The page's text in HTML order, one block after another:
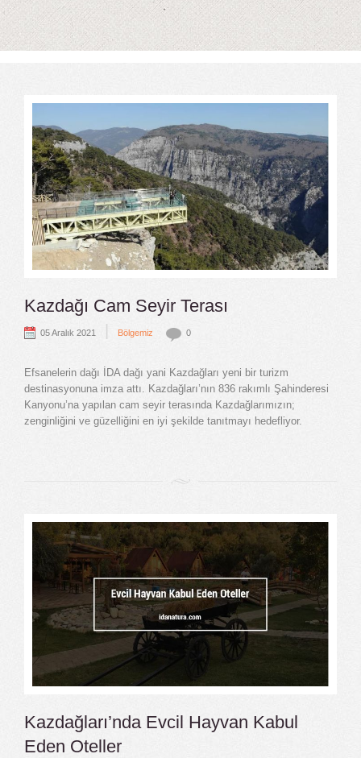
Kazdağı Cam Seyir Terası
05 Aralık 2021 Bölgemiz 0
Efsanelerin dağı İDA dağı yani Kazdağları yeni bir turizm
destinasyonuna imza attı. Kazdağları’nın 836 rakımlı Şahinderesi
Kanyonu’na yapılan cam seyir terasında Kazdağlarımızın;
zenginliğini ve güzelliğini en iyi şekilde tanıtmayı hedefliyor.
Kazdağları’nda Evcil Hayvan Kabul
Eden Oteller